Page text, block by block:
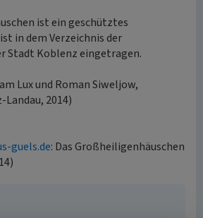
ist ein geschütztes
in dem Verzeichnis der
Stadt Koblenz eingetragen.
Lux und Roman Siweljow,
2014)
guels.de: Das Großheiligenhäuschen